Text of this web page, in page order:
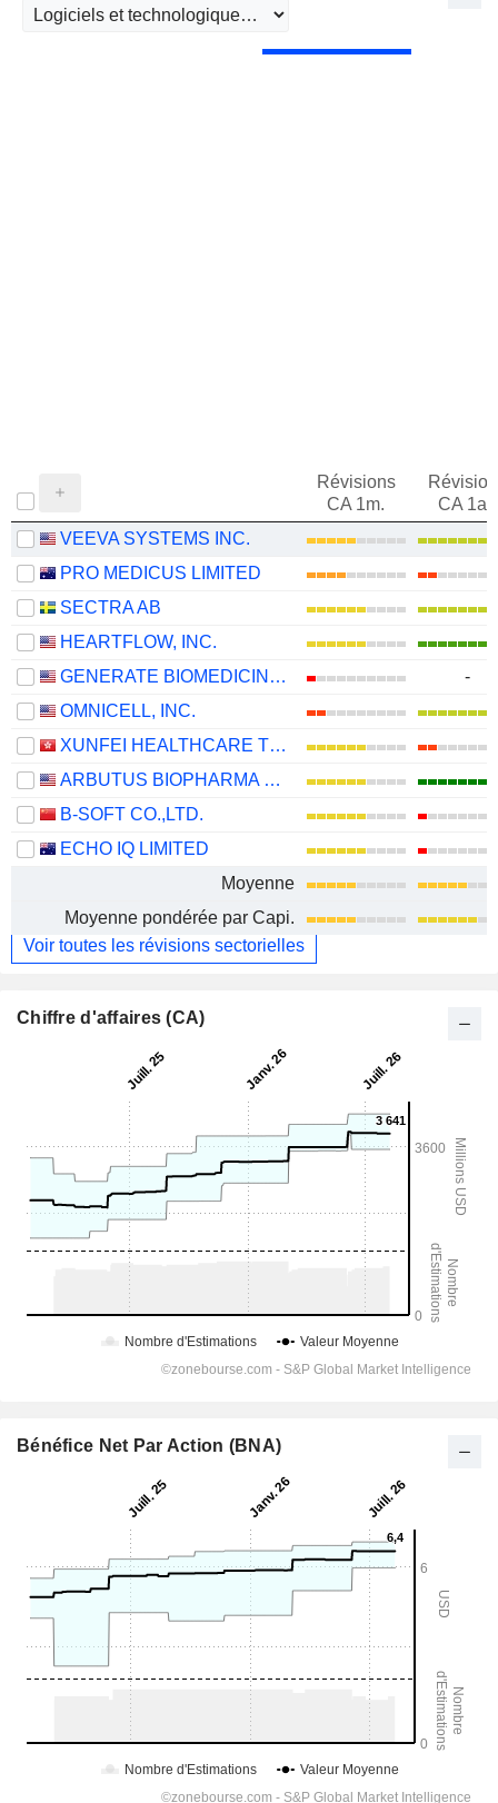
Révisions
CA 1m.
CA 1an
VEEVA SYSTEMS INC.
PRO MEDICUS LIMITED
SECTRA AB
HEARTFLOW, INC.
GENERATE BIOMEDICINES, INC.
-
OMNICELL, INC.
XUNFEI HEALTHCARE TECHNOLOGY CO., LTD.
ARBUTUS BIOPHARMA CORPORATION
B-SOFT CO.,LTD.
ECHO IQ LIMITED
Moyenne
Moyenne pondérée par Capi.
Voir toutes les révisions sectorielles
Chiffre d'affaires (CA)
Bénéfice Net Par Action (BNA)